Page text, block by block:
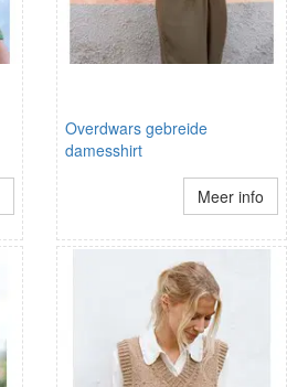
Overdwars gebreide
damesshirt
Meer info